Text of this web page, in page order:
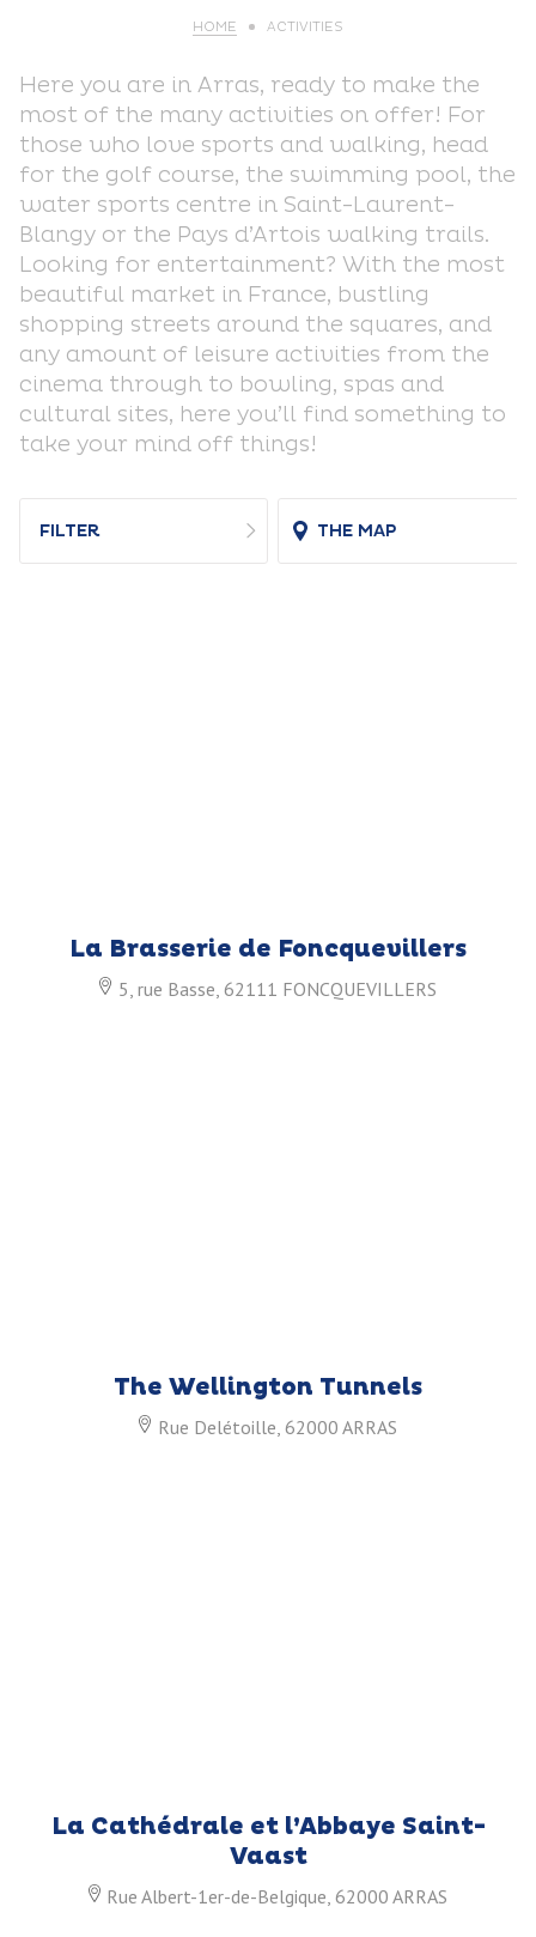
HOME ACTIVITIES
Here you are in Arras, ready to make the
most of the many activities on offer! For
those who love sports and walking, head
for the golf course, the swimming pool, the
water sports centre in Saint-Laurent-
Blangy or the Pays d’Artois walking trails.
Looking for entertainment? With the most
beautiful market in France, bustling
shopping streets around the squares, and
any amount of leisure activities from the
cinema through to bowling, spas and
cultural sites, here you’ll find something to
take your mind off things!
FILTER THE MAP
La Brasserie de Foncquevillers
5, rue Basse, 62111 FONCQUEVILLERS
The Wellington Tunnels
Rue Delétoille, 62000 ARRAS
La Cathédrale et l’Abbaye Saint-
Vaast
Rue Albert-1er-de-Belgique, 62000 ARRAS